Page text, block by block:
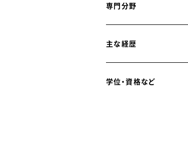
専門分野
主な経歴
学位・資格など